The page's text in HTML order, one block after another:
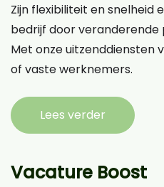
Zijn flexibiliteit en snelheid
bedrijf door
Met onze uitzenddiensten
of vaste werknemers.
Lees verder
Vacature Boost